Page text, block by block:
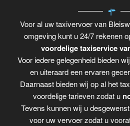
Voor al uw taxivervoer van
omgeving kunt u 24/7 rekenen
voordelige taxiservice
Voor iedere gelegenheid bieden
en uiteraard een ervaren
Daarnaast bieden wij op al het
voordelige tarieven zodat u
Tevens kunnen wij u
voor uw vervoer zodat u